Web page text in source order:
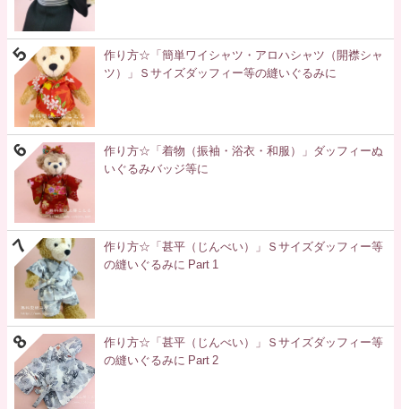
作り方☆「簡単ワイシャツ・アロハシャツ（開襟シャ
ツ）」Ｓサイズダッフィー等の縫いぐるみに
作り方☆「着物（振袖・浴衣・和服）」ダッフィーぬ
いぐるみバッジ等に
作り方☆「甚平（じんべい）」Ｓサイズダッフィー等
の縫いぐるみに Part 1
作り方☆「甚平（じんべい）」Ｓサイズダッフィー等
の縫いぐるみに Part 2